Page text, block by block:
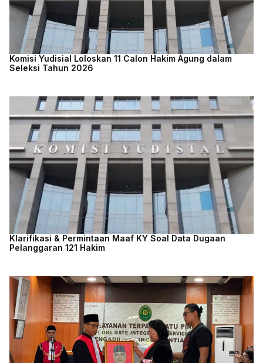
Komisi Yudisial Loloskan 11 Calon Hakim Agung dalam
Seleksi Tahun 2026
Klarifikasi & Permintaan Maaf KY Soal Data Dugaan
Pelanggaran 121 Hakim